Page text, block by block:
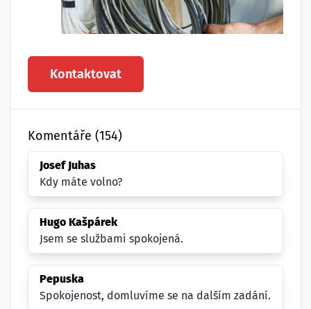
Kontaktovat
Komentáře (154)
Josef Juhas
Kdy máte volno?
Hugo Kašpárek
Jsem se službami spokojená.
Pepuska
Spokojenost, domluvíme se na dalším zadání.